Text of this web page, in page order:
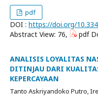
pdf
DOI : https://doi.org/
Abstract View: 76,
pdf
ANALISIS LOYALITAS
DITINJAU DARI
KEPERCAYAAN
Tanto Askriyandoko Putro,